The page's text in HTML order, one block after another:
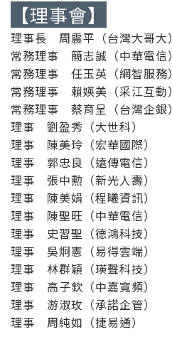
【理事會】
理事長 周震平（台灣大哥大）
常務理事 簡志誠（中華電信）
常務理事 任玉英（網智服務）
常務理事 賴媖美（采江互動）
常務理事 蔡育呈（台灣企銀）
理事 劉盈秀（大世科）
理事 陳美玲（宏華國際）
理事 郭忠良（遠傳電信）
理事 張中勲（新光人壽）
理事 陳美娟（程曦資訊）
理事 陳聖旺（中華電信）
理事 史習聖（德鴻科技）
理事 吳炯憲（易得雲端）
理事 林群穎（瑛聲科技）
理事 高子欽（中嘉寬頻）
理事 游淑玫（承諾企管）
理事 周純如（捷易通）